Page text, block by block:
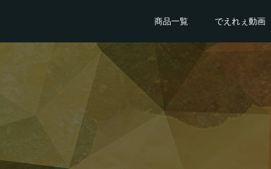
商品一覧 でえれぇ動画